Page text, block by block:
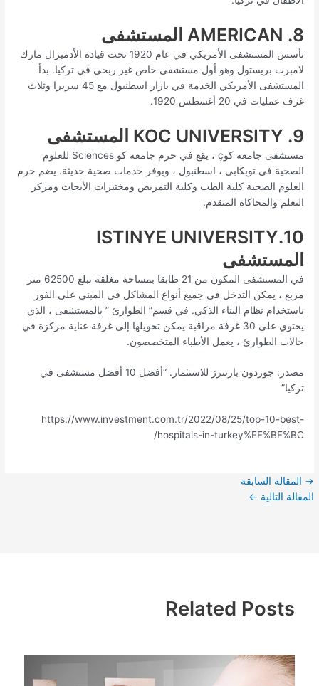
8. AMERICAN المستشفى
تأسس المستشفى الأمريكي في عام 1920 تحت قيادة الأدميرال مارك
لامبرت بريستول وهو أول مستشفى خاص غير ربحي في تركيا. بدأ
المستشفى الأمريكي الخدمة في بازار اسطنبول مع 45 سريرا وثلاث
غرف عمليات في 20 أغسطس 1920.
9. KOC UNIVERSITY المستشفى
مستشفى جامعة كوç ، يقع في حرم جامعة كو Sciences للعلوم
الصحية في توبكابي ، اسطنبول ، ويوفر خدمات صحية حديثة. يضم حرم
العلوم الصحية كلية الطب وكلية التمريض ومختبرات الأبحاث ومركز
التعلم والمحاكاة المتقدم.
10.ISTINYE UNIVERSITY
المستشفى
في المستشفى المكون من 21 طابقا بمساحة مغلقة تبلغ 62500 متر
مربع ، يمكن التدخل في جميع أنواع المشاكل في المبنى على الفور
باستخدام نظام البناء الذكي. في قسم” الطوارئ ” بالمستشفى ، الذي
يحتوي على 30 غرفة مراقبة يمكن تحويلها إلى غرفة عناية مركزة في
حالات الطوارئ ، يعمل الأطباء المتخصصون.
مصدر: جوردون بارتنرز للاستثمار. “أفضل 10 أفضل مستشفى في
تركيا”
https://www.investment.com.tr/2022/08/25/top-10-best-
hospitals-in-turkey%EF%BF%BC/
→ المقالة السابقة
المقالة التالية ←
Related Posts